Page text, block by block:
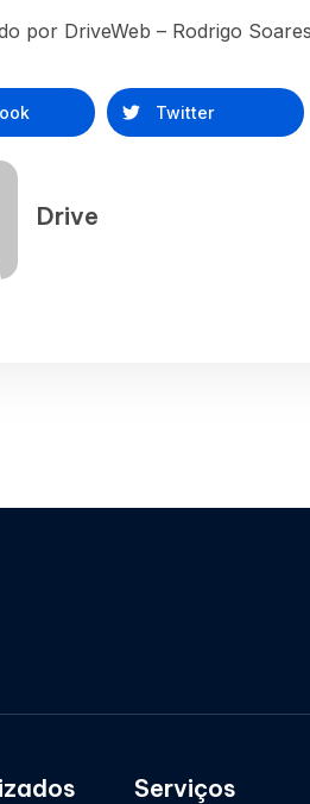
por DriveWeb – Rodrigo
Twitter
Drive
Serviços